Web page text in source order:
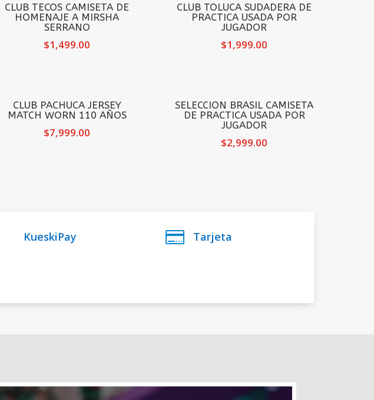
CLUB TECOS CAMISETA DE
HOMENAJE A MIRSHA
SERRANO
$1,499.00
CLUB TOLUCA SUDADERA DE
PRACTICA USADA POR
JUGADOR
$1,999.00
CLUB PACHUCA JERSEY
MATCH WORN 110 AÑOS
$7,999.00
SELECCION BRASIL CAMISETA
DE PRACTICA USADA POR
JUGADOR
$2,999.00
KueskiPay  Tarjeta